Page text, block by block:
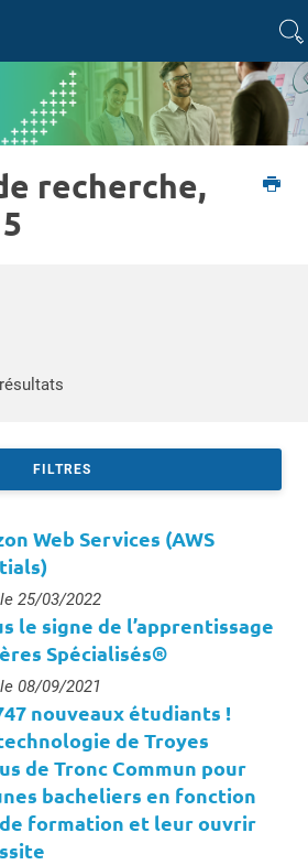
des Acquis de l’Expérience
recherche,
FILTRES
Web Services (AWS
25/03/2022
le signe de l’apprentissage
Spécialisés®
08/09/2021
nouveaux étudiants !
de Troyes
de Tronc Commun pour
bacheliers en fonction
formation et leur ouvrir